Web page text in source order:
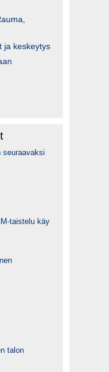
ja keskeytys
seuraavaksi
taistelu käy
talon